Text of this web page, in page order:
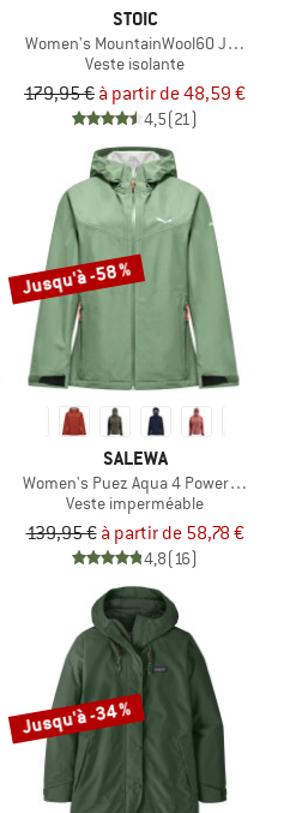
STOIC
Women's MountainWool60
Veste isolante
179,95 € à partir de 48,59 €
4,5(21)
Jusqu'à -58 %
SALEWA
Women's Puez Aqua 4 PowerTex
Veste imperméable
139,95 € à partir de 58,78 €
4,8(16)
Jusqu'à -34 %